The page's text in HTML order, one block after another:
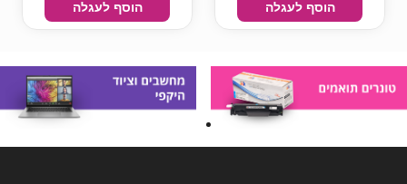
הוסף לעגלה הוסף לעגלה